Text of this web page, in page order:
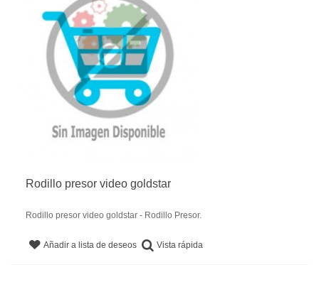
Rodillo presor video goldstar
Rodillo presor video goldstar - Rodillo Presor.
Añadir a lista de deseos Vista rápida